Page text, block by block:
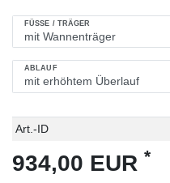
FÜSSE / TRÄGER
ABLAUF
Technisches
Wert
Art.-ID
934,00 EUR *